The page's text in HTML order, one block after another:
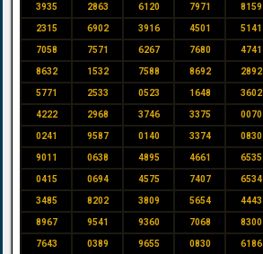
3935 2863 6120 7971 8159
2315 6902 3916 4501 5141
7058 7571 6267 7680 4741
8632 1532 7588 8692 2892
5771 2533 0523 1648 3602
4222 2968 3746 3375 0070
0241 9587 0140 3374 0830
9011 0638 4895 4661 6535
0415 0694 4575 7407 6534
3485 8202 3809 5654 4443
8967 9541 9360 7068 8300
7643 0389 9655 0830 6186